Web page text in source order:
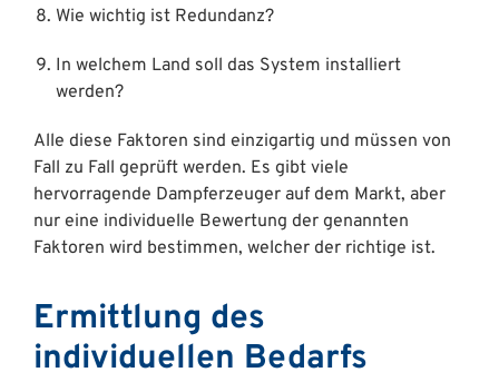
Wie wichtig ist Redundanz?
In welchem Land soll das System installiert
werden?
Alle diese Faktoren sind einzigartig und müssen von
Fall zu Fall geprüft werden. Es gibt viele
hervorragende Dampferzeuger auf dem Markt, aber
nur eine individuelle Bewertung der genannten
Faktoren wird bestimmen, welcher der richtige ist.
Ermittlung des
individuellen Bedarfs